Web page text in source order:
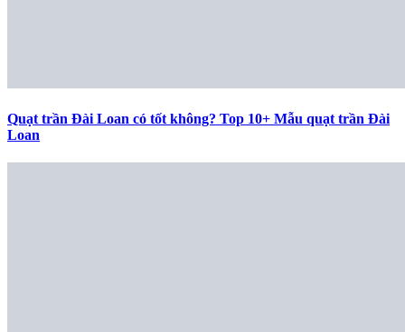
Quạt trần Đài Loan có tốt không? Top 10+ Mẫu quạt trần Đài
Loan